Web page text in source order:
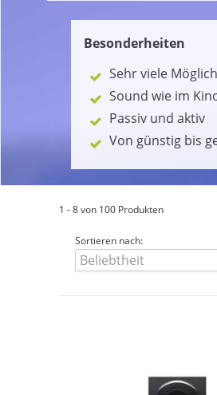
Besonderheiten
Sehr viele
Sound wie im
Passiv und aktiv
Von günstig bis
1 - 8 von 100 Produkten
Sortieren nach: